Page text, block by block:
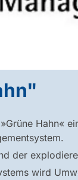
Hahn«
der
wird